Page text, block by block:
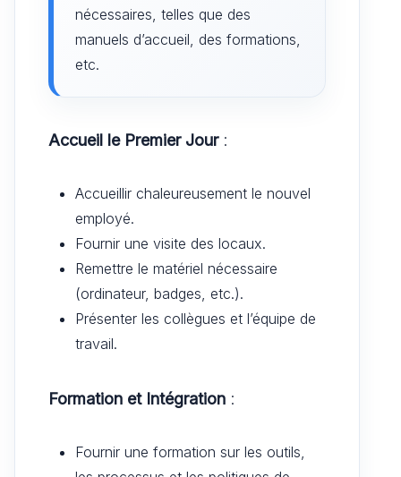
nécessaires, telles que des
manuels d’accueil, des formations,
etc.
Accueil le Premier Jour:
Accueillir chaleureusement le nouvel
employé.
Fournir une visite des locaux.
Remettre le matériel nécessaire
(ordinateur, badges, etc.).
Présenter les collègues et l’équipe de
travail.
Formation et Intégration :
Fournir une formation sur les outils,